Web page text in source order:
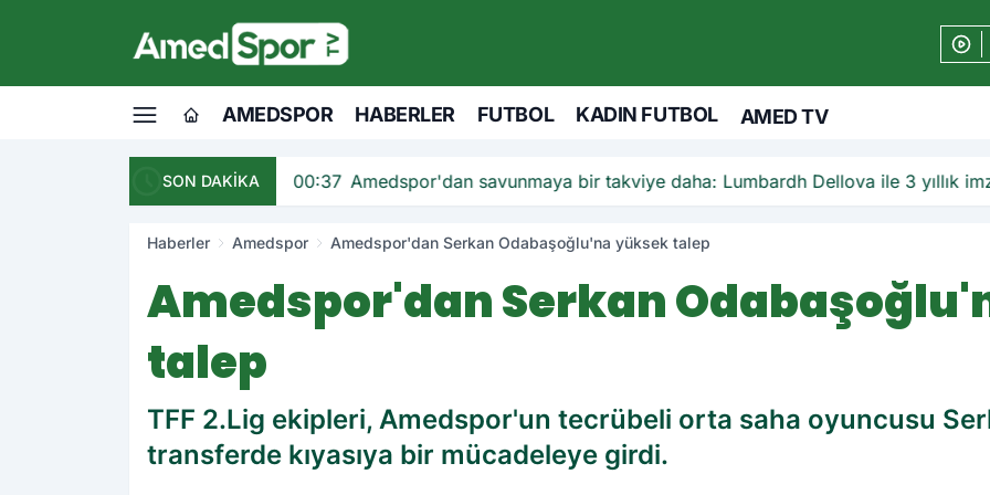
AMEDSPOR HABERLER FUTBOL KADIN FUTBOL AMED TV
SON DAKİKA 00:37 Amedspor'dan savunmaya bir takviye daha: Lumbardh Dellova ile 3 yıllık
Haberler Amedspor Amedspor'dan Serkan Odabaşoğlu'na yüksek talep
Amedspor'dan Serkan
talep
TFF 2.Lig ekipleri, Amedspor'un tecrübeli orta saha oyuncusu
transferde kıyasıya bir mücadeleye girdi.